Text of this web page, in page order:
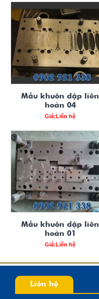
Mẫu khuôn dập liên
hoàn 04
Giá:Liên hệ
Mẫu khuôn dập liên
hoàn 01
Giá:Liên hệ
Liên hệ